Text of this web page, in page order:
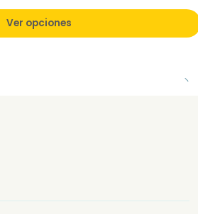
Ver opciones